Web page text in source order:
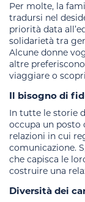
Per molte, la
tradursi nel
priorità data
solidarietà tra
Alcune donne
altre
viaggiare o
Il bisogno di
In tutte le storie
occupa un posto
relazioni in cui
comunicazione.
che capisca le
costruire una
Diversità dei